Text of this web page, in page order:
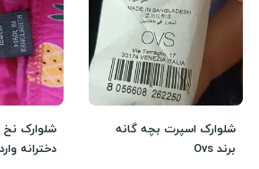
شلوارک اسپرت بچه گانه
برند Ovs
شلوارک نخ
دخترانه